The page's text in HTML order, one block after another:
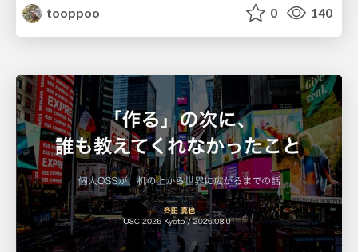
tooppoo
0 140